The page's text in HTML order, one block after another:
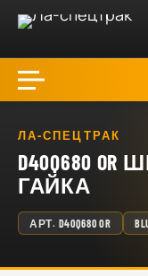
ЛА-СПЕЦТРАК
D40Q680
ГАЙКА
АРТ. D40Q680 OR